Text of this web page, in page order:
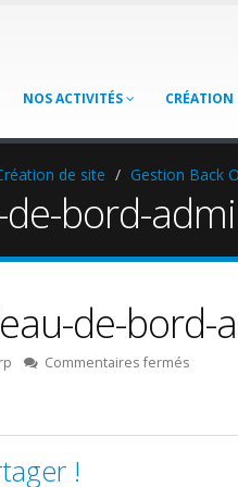
NOS ACTIVITÉS CRÉATION
de site Gestion Back
bord-
de-
Commentaires fermés
bord-
!